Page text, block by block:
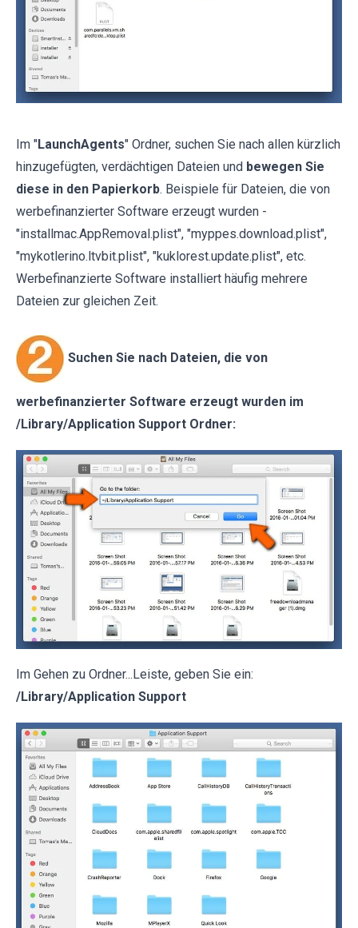
Im "LaunchAgents" Ordner, suchen Sie nach allen kürzlich
hinzugefügten, verdächtigen Dateien und bewegen Sie
diese in den Papierkorb. Beispiele für Dateien, die von
werbefinanzierter Software erzeugt wurden -
"installmac.AppRemoval.plist", "myppes.download.plist",
"mykotlerino.ltvbit.plist", "kuklorest.update.plist", etc.
Werbefinanzierte Software installiert häufig mehrere
Dateien zur gleichen Zeit.
Suchen Sie nach Dateien, die von
werbefinanzierter Software erzeugt wurden im
/Library/Application Support Ordner:
Im Gehen zu Ordner...Leiste, geben Sie ein:
/Library/Application Support